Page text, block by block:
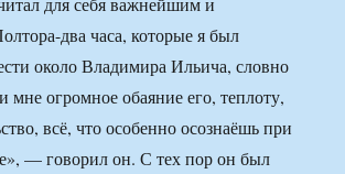
два часа, которые я был
около Владимира Ильича, словно
мне огромное обаяние его, теплоту,
всё, что особенно осознаёшь при
— говорил он. С тех пор он был